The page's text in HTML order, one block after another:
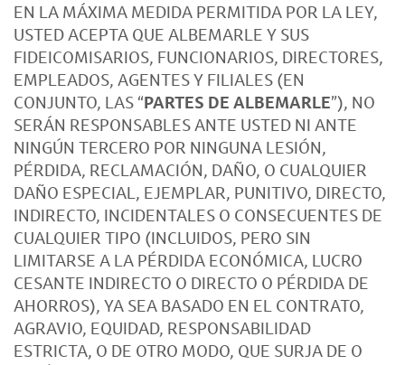
EN LA MÁXIMA MEDIDA PERMITIDA POR LA LEY,
USTED ACEPTA QUE ALBEMARLE Y SUS
FIDEICOMISARIOS, FUNCIONARIOS, DIRECTORES,
EMPLEADOS, AGENTES Y FILIALES (EN
CONJUNTO, LAS “PARTES DE ALBEMARLE”), NO
SERÁN RESPONSABLES ANTE USTED NI ANTE
NINGÚN TERCERO POR NINGUNA LESIÓN,
PÉRDIDA, RECLAMACIÓN, DAÑO, O CUALQUIER
DAÑO ESPECIAL, EJEMPLAR, PUNITIVO, DIRECTO,
INDIRECTO, INCIDENTALES O CONSECUENTES DE
CUALQUIER TIPO (INCLUIDOS, PERO SIN
LIMITARSE A LA PÉRDIDA ECONÓMICA, LUCRO
CESANTE INDIRECTO O DIRECTO O PÉRDIDA DE
AHORROS), YA SEA BASADO EN EL CONTRATO,
AGRAVIO, EQUIDAD, RESPONSABILIDAD
ESTRICTA, O DE OTRO MODO, QUE SURJA DE O